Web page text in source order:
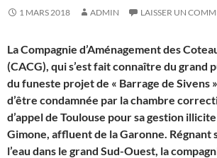
1 MARS 2018 ADMIN LAISSER UN
La Compagnie d’Aménagement des
(CACG), qui s’est fait connaître du grand
du funeste projet de « Barrage de Sivens
d’être condamnée par la chambre
d’appel de Toulouse pour sa gestion
Gimone, affluent de la Garonne. Régnant
l’eau dans le grand Sud-Ouest, la